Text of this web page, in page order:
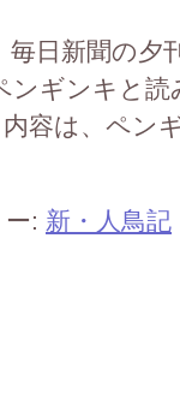
日新聞の夕
ンギンキと
容は、ペン
: 新・人鳥記